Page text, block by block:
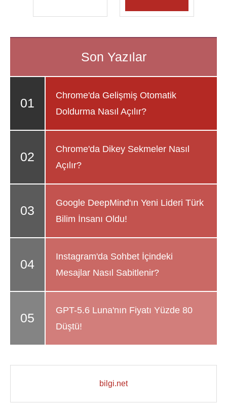
Chrome'da Gelişmiş Otomatik
Doldurma Nasıl Açılır?
Chrome'da Dikey Sekmeler Nasıl
Açılır?
Google DeepMind'ın Yeni Lideri Türk
Bilim İnsanı Oldu!
Instagram'da Sohbet İçindeki
Mesajlar Nasıl Sabitlenir?
GPT-5.6 Luna'nın Fiyatı Yüzde 80
Düştü!
bilgi.net